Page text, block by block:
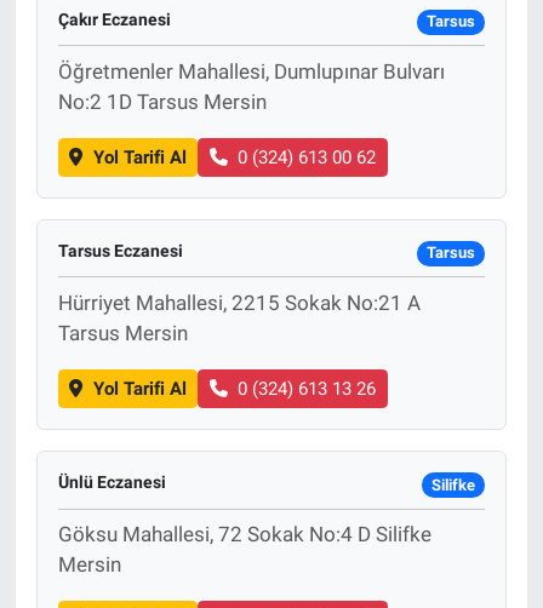
Çakır Eczanesi Tarsus
Öğretmenler Mahallesi, Dumlupınar Bulvarı
No:2 1D Tarsus Mersin
Yol Tarifi Al 0 (324) 613 00 62
Tarsus Eczanesi Tarsus
Hürriyet Mahallesi, 2215 Sokak No:21 A
Tarsus Mersin
Yol Tarifi Al 0 (324) 613 13 26
Ünlü Eczanesi Silifke
Göksu Mahallesi, 72 Sokak No:4 D Silifke
Mersin